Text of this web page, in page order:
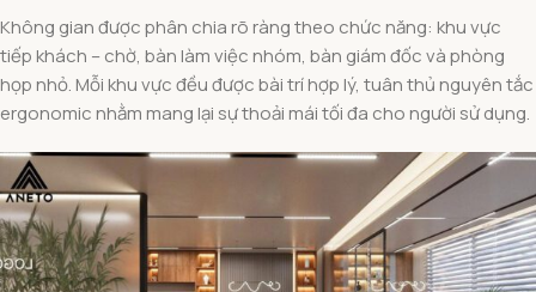
Không gian được phân chia rõ ràng theo chức năng: khu vực
tiếp khách – chờ, bàn làm việc nhóm, bàn giám đốc và phòng
họp nhỏ. Mỗi khu vực đều được bài trí hợp lý, tuân thủ nguyên tắc
ergonomic nhằm mang lại sự thoải mái tối đa cho người sử dụng.